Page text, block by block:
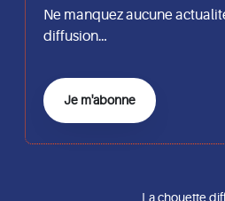
Ne manquez aucune
diffusion…
Je m'abonne
La chouette